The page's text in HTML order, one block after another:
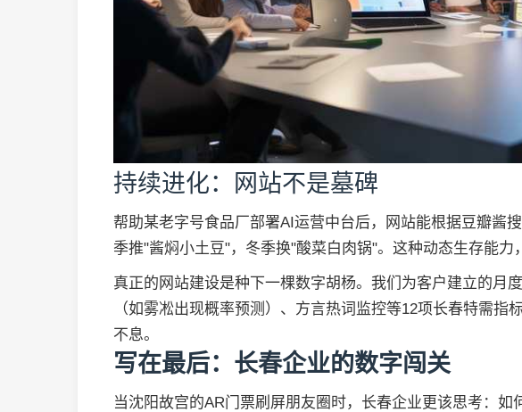
持续进化：网站不是墓碑
帮助某老字号食品厂部署AI运营中台后，网站能根据豆瓣酱
季推"酱焖小土豆"，冬季换"酸菜白肉锅"。这种动态生存能力
真正的网站建设是种下一棵数字胡杨。我们为客户建立的月
（如雾凇出现概率预测）、方言热词监控等12项长春特需指
不息。
写在最后：长春企业的数字闯关
当沈阳故宫的AR门票刷屏朋友圈时，长春企业更该思考：如